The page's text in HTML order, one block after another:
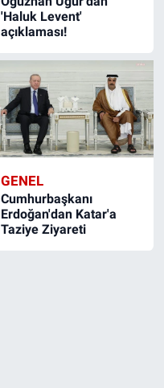
'Haluk Levent'
açıklaması!
GENEL
Cumhurbaşkanı
Erdoğan'dan Katar'a
Taziye Ziyareti